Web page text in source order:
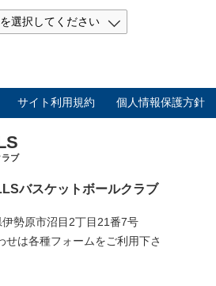
サイト利用規約 個人情報保護方針
ブ
バスケットボールクラブ
勢原市沼目2丁目21番7号
せは各種フォームをご利用下さ